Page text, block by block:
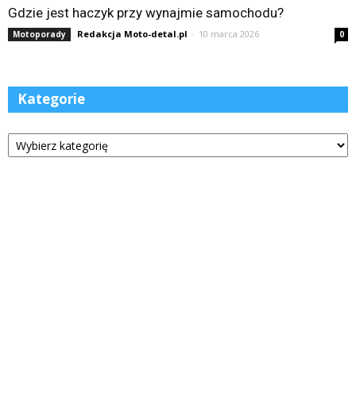
Gdzie jest haczyk przy wynajmie samochodu?
Motoporady Redakcja Moto-detal.pl - 10 marca 2026 0
Kategorie
Kategorie